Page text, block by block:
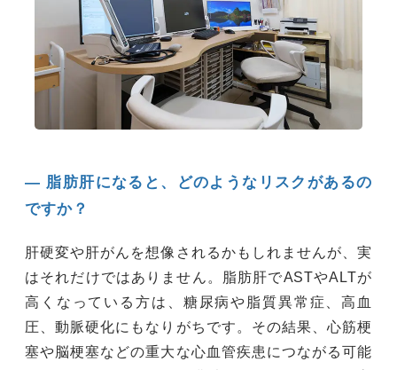
― 脂肪肝になると、どのようなリスクがあるの
ですか？
肝硬変や肝がんを想像されるかもしれませんが、実
はそれだけではありません。脂肪肝でASTやALTが
高くなっている方は、糖尿病や脂質異常症、高血
圧、動脈硬化にもなりがちです。その結果、心筋梗
塞や脳梗塞などの重大な心血管疾患につながる可能